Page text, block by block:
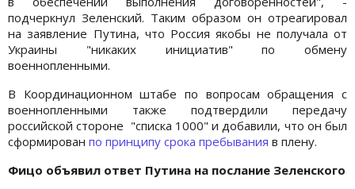
подчеркнул Зеленский. Таким образом он отреагировал
на заявление Путина, что Россия якобы не получала от
Украины "никаких инициатив" по обмену
военнопленными.
В Координационном штабе по вопросам обращения с
военнопленными также подтвердили передачу
российской стороне "списка 1000" и добавили, что он был
сформирован по принципу срока пребывания в плену.
Фицо объявил ответ Путина на послание Зеленского